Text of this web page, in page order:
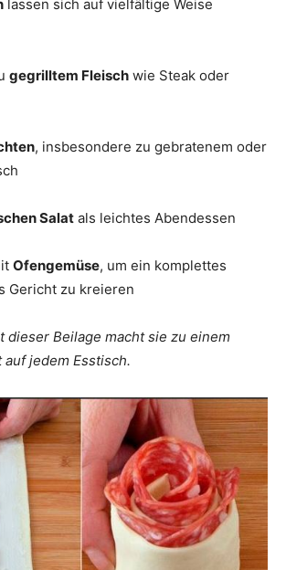
lassen sich auf vielfältige Weise
gegrilltem Fleisch wie Steak oder
, insbesondere zu gebratenem oder
Salat als leichtes Abendessen
Ofengemüse, um ein komplettes
Gericht zu kreieren
dieser Beilage macht sie zu einem
jedem Esstisch.